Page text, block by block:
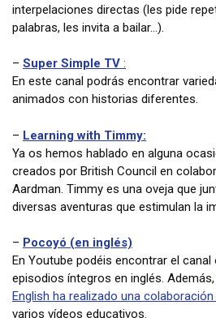
interpelaciones directas (les pide
palabras, les invita a bailar…).
– Super Simple TV :
En este canal podrás encontrar
animados con historias diferentes.
– Learning with Timmy:
Ya os hemos hablado en alguna
creados por British Council en
Aardman. Timmy es una oveja que
diversas aventuras que estimulan la
– Pocoyó (en inglés)
En Youtube podéis encontrar el
episodios íntegros en inglés. Además,
English ha realizado una
varios vídeos educativos.